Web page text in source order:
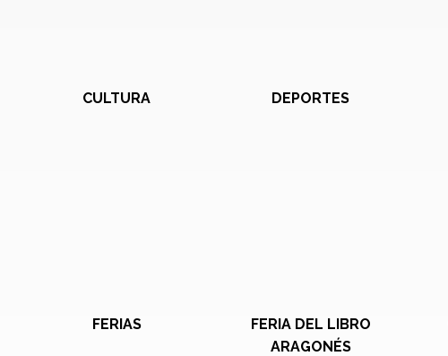
CULTURA DEPORTES
FERIAS
FERIA DEL LIBRO
ARAGONÉS